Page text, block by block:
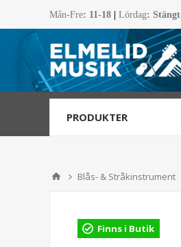
Mån-Fre: 11-18 Lördag: Stängt
PRODUKTER
Blås- & Stråkinstrument
Finns i Butik